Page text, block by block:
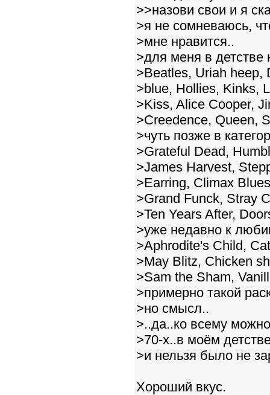
>>назови свои и я
>я не сомневаюсь,
>мне нравится..
>для меня в
>Beatles, Uriah heep,
>blue, Hollies, Kinks,
>Kiss, Alice Cooper,
>Creedence, Queen,
>чуть позже в
>Grateful Dead,
>James Harvest,
>Earring, Climax
>Grand Funck, Stray
>Ten Years After,
>уже недавно к
>Aphrodite's Child,
>May Blitz, Chicken
>Sam the Sham,
>примерно такой
>но смысл..
>..да..ко всему
>70-х..в моём
>и нельзя было не
Хороший вкус.